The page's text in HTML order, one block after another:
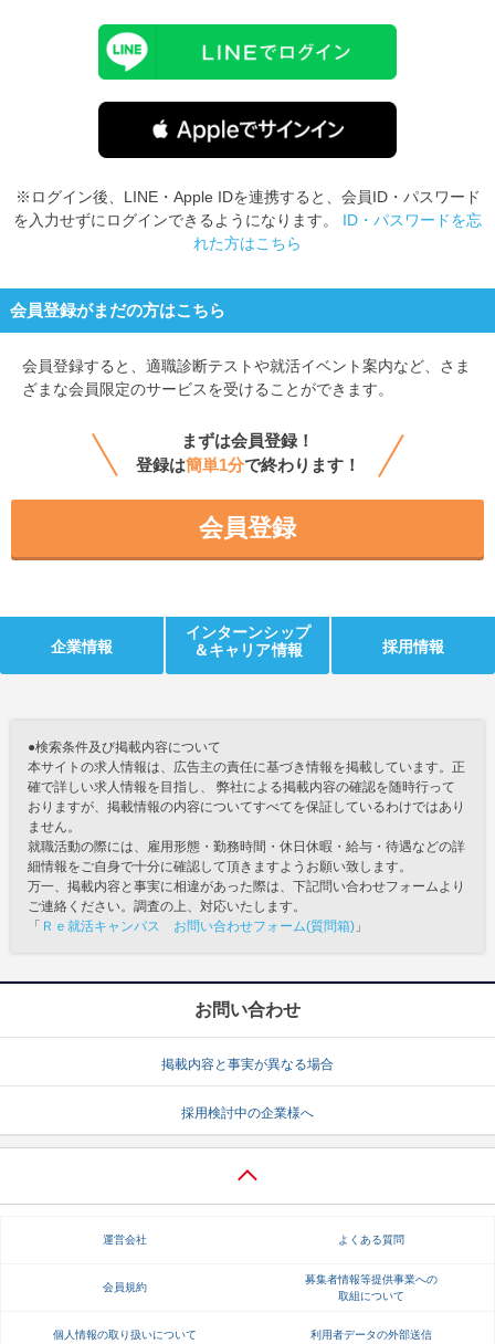
※ログイン後、LINE・Apple IDを連携すると、会員ID・パスワード
を入力せずにログインできるようになります。 ID・パスワードを忘
れた方はこちら
会員登録がまだの方はこちら
会員登録すると、 適職診断テストや就活イベント案内など、さま
ざまな会員限定のサービスを受けることができます。
まずは会員登録！
登録は簡単1分で終わります！
会員登録
企業情報
インターンシップ
＆キャリア情報
採用情報
●検索条件及び掲載内容について
本サイトの求人情報は、広告主の責任に基づき情報を掲載しています。正
確で詳しい求人情報を目指し、 弊社による掲載内容の確認を随時行って
おりますが、掲載情報の内容についてすべてを保証しているわけではあり
ません。
就職活動の際には、雇用形態・勤務時間・休日休暇・給与・待遇などの詳
細情報をご自身で十分に確認して頂きますようお願い致します。
万一、掲載内容と事実に相違があった際は、下記問い合わせフォームより
ご連絡ください。調査の上、対応いたします。
「 Ｒｅ就活キャンパス お問い合わせフォーム(質問箱) 」
お問い合わせ
掲載内容と事実が異なる場合
採用検討中の企業様へ
運営会社 よくある質問
会員規約
募集者情報等提供事業への
取組について
個人情報の取り扱いについて 利用者データの外部送信